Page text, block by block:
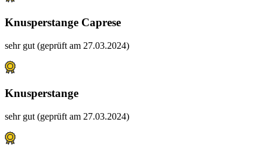
Knusperstange Caprese
sehr gut (geprüft am 27.03.2024)
Knusperstange
sehr gut (geprüft am 27.03.2024)